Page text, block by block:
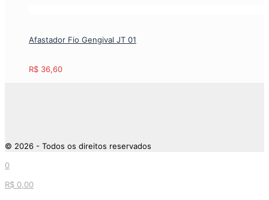
Afastador Fio Gengival JT 01
R$ 36,60
© 2026 - Todos os direitos reservados
0
R$ 0,00